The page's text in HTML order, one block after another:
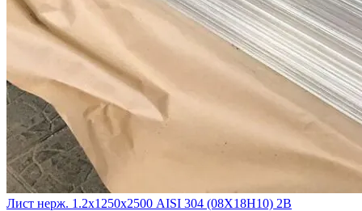
Лист нерж. 1.2х1250х2500 AISI 304 (08Х18Н10) 2B